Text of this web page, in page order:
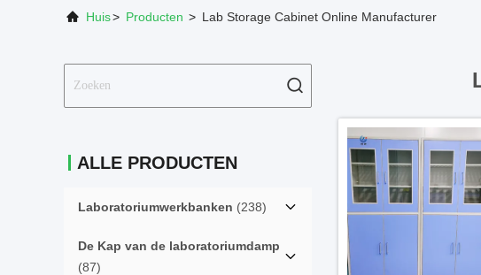
Huis> Producten > Lab Storage Cabinet Online Manufacturer
ALLE PRODUCTEN
Laboratoriumwerkbanken (238)
De Kap van de laboratoriumdamp
(87)